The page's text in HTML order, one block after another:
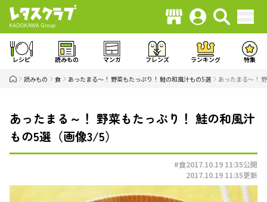
レシピ 読みもの マンガ フレンズ ランキング 特集
読みもの 食 あったまる～！ 野菜もたっぷり！ 鮭の和風汁もの5選 あったまる～！
あったまる～！ 野菜もたっぷり！ 鮭の和風汁
もの5選（画像3/5）
#食2017.10.19 11:35公開
2017.10.19 11:35更新